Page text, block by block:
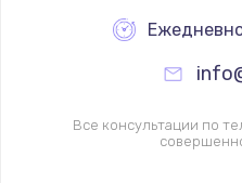
Все консультации по